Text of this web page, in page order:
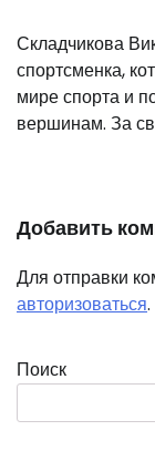
Складчикова
спортсменка,
мире спорта и
вершинам. За
Добавить
Для отправки
авторизоваться.
Поиск